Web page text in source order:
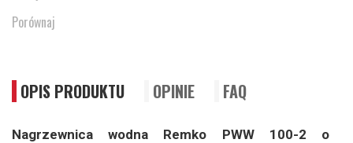
Porównaj
OPIS PRODUKTU OPINIE FAQ
Nagrzewnica wodna Remko PWW 100-2 o